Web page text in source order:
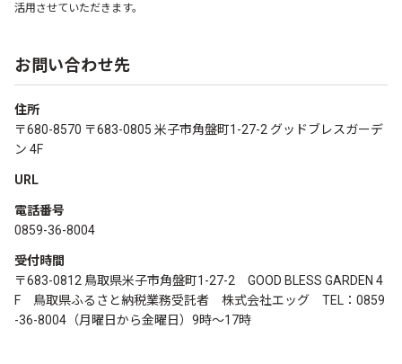
活用させていただきます。
お問い合わせ先
住所
〒680-8570 〒683-0805 米子市角盤町1-27-2 グッドブレスガーデ
ン 4F
URL
電話番号
0859-36-8004
受付時間
〒683-0812 鳥取県米子市角盤町1-27-2 GOOD BLESS GARDEN 4
F 鳥取県ふるさと納税業務受託者 株式会社エッグ TEL：0859
-36-8004（月曜日から金曜日）9時～17時